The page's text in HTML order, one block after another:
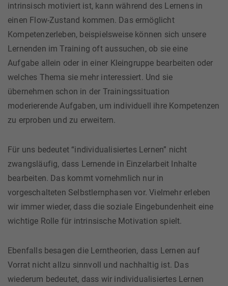
intrinsisch motiviert ist, kann während des Lernens in
einen Flow-Zustand kommen. Das ermöglicht
Kompetenzerleben, beispielsweise können sich unsere
Lernenden im Training oft aussuchen, ob sie eine
Aufgabe allein oder in einer Kleingruppe bearbeiten oder
welches Thema sie mehr interessiert. Und sie
übernehmen schon in der Trainingssituation
moderierende Aufgaben, um individuell ihre Kompetenzen
zu erproben und zu erweitern.
Für uns bedeutet “individualisiertes Lernen” nicht
zwangsläufig, dass Lernende in Einzelarbeit Inhalte
bearbeiten. Das kommt vornehmlich nur in
vorgeschalteten Selbstlernphasen vor. Vielmehr erleben
wir immer wieder, dass die soziale Eingebundenheit eine
wichtige Rolle für intrinsische Motivation spielt.
Ebenfalls besagen die Lerntheorien, dass Lernen auf
Vorrat nicht allzu sinnvoll und nachhaltig ist. Das
wiederum bedeutet, dass wir individualisiertes Lernen